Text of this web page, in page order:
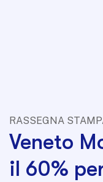
RASSEGNA
Veneto
il 60%